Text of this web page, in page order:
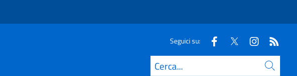
Seguici su:
Cerca